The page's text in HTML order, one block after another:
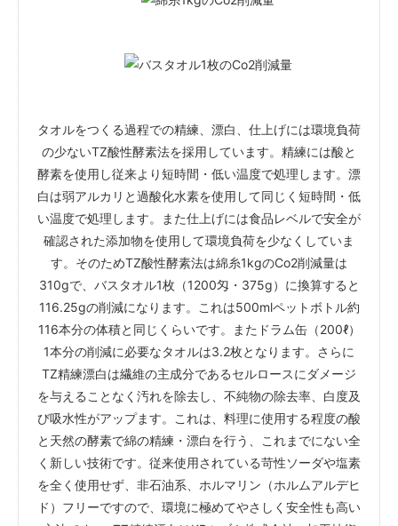
タオルをつくる過程での精練、漂白、仕上げには環境負荷
の少ないTZ酸性酵素法を採用しています。精練には酸と
酵素を使用し従来より短時間・低い温度で処理します。漂
白は弱アルカリと過酸化水素を使用して同じく短時間・低
い温度で処理します。また仕上げには食品レベルで安全が
確認された添加物を使用して環境負荷を少なくしていま
す。そのためTZ酸性酵素法は綿糸1kgのCo2削減量は
310gで、バスタオル1枚（1200匁・375g）に換算すると
116.25gの削減になります。これは500mlペットボトル約
116本分の体積と同じくらいです。またドラム缶（200ℓ）
1本分の削減に必要なタオルは3.2枚となります。さらに
TZ精練漂白は繊維の主成分であるセルロースにダメージ
を与えることなく汚れを除去し、不純物の除去率、白度及
び吸水性がアップます。これは、料理に使用する程度の酸
と天然の酵素で綿の精練・漂白を行う、これまでにない全
く新しい技術です。従来使用されている苛性ソーダや塩素
を全く使用せず、非石油系、ホルマリン（ホルムアルデヒ
ド）フリーですので、環境に極めてやさしく安全性も高い